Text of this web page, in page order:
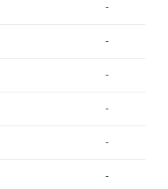
-
-
-
-
-
-